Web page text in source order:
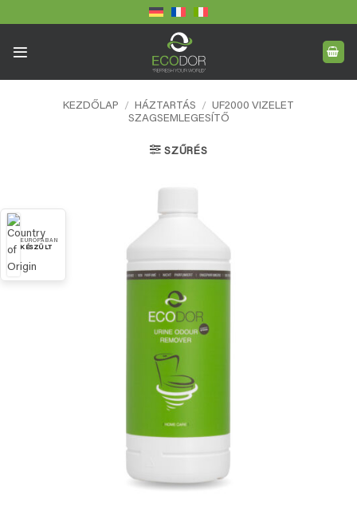
to
KEZDŐLAP / HÁZTARTÁS / UF2000 VIZELET
SZAGSEMLEGESÍTŐ
SZŰRÉS
EURÓPÁBAN
KÉSZÜLT